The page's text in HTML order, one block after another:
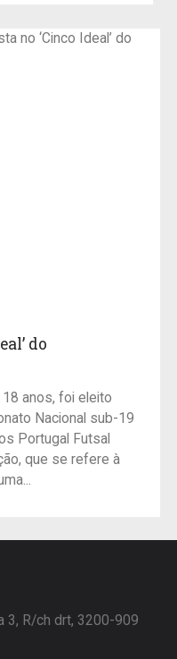
do
anos, foi eleito
Nacional sub-19
Portugal Futsal
que se refere à
3, R/ch drt, 3200-909